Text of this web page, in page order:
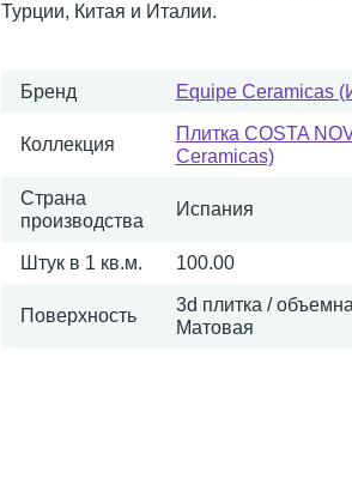
Турции, Китая и Италии.
Бренд Equipe Ceramicas
Коллекция
Плитка COSTA
Ceramicas)
Страна
производства
Испания
Штук в 1 кв.м. 100.00
Поверхность
3d плитка /
Матовая